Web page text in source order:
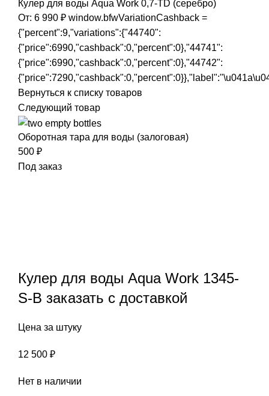
Кулер для воды Aqua Work 0,7-TD (серебро)
От: 6 990 ₽ window.bfwVariationCashback =
{"percent":9,"variations":{"44740":
{"price":6990,"cashback":0,"percent":0},"44741":
{"price":6990,"cashback":0,"percent":0},"44742":
Вернуться к списку товаров
Следующий товар
Оборотная тара для воды (залоговая)
500 ₽
Под заказ
Кулер для воды Aqua Work 1345-
S-B заказать c доставкой
Цена за штуку
12 500 ₽
Нет в наличии